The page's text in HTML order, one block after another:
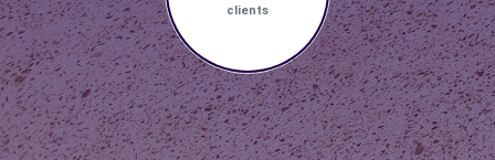
clients